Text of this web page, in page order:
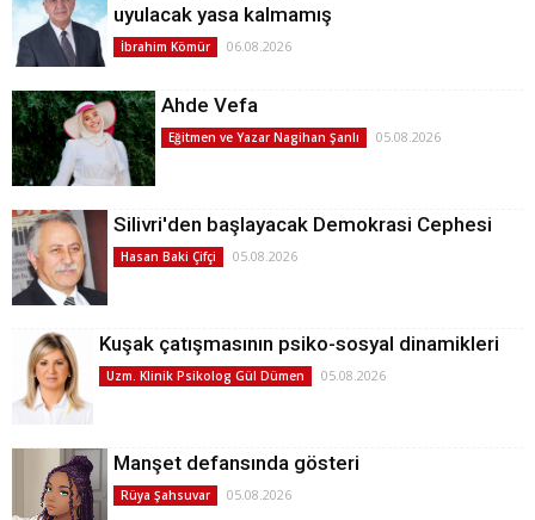
uyulacak yasa kalmamış
İbrahim Kömür 06.08.2026
Ahde Vefa
Eğitmen ve Yazar Nagihan Şanlı 05.08.2026
Silivri'den başlayacak Demokrasi Cephesi
Hasan Baki Çifçi 05.08.2026
Kuşak çatışmasının psiko-sosyal dinamikleri
Uzm. Klinik Psikolog Gül Dümen 05.08.2026
Manşet defansında gösteri
Rüya Şahsuvar 05.08.2026